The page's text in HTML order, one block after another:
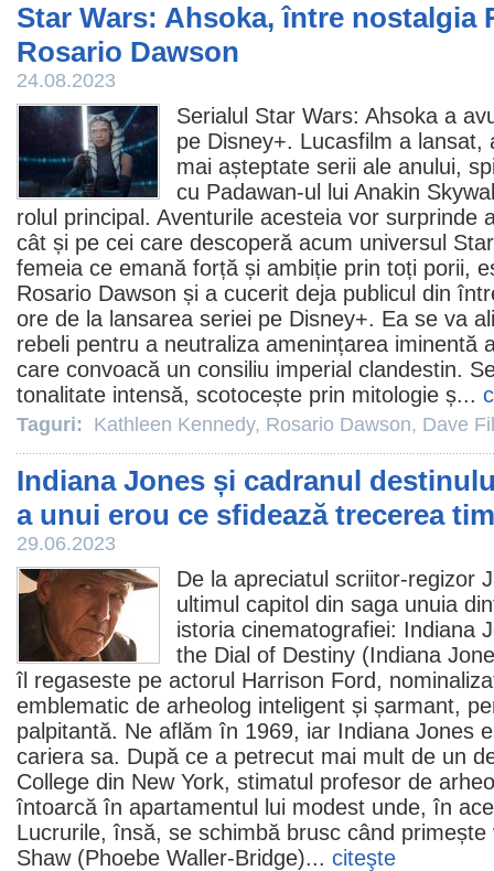
Star Wars: Ahsoka, între nostalgia
Rosario Dawson
24.08.2023
Serialul Star Wars: Ahsoka a
pe Disney+. Lucasfilm a lansat,
mai așteptate serii ale anului,
cu Padawan-ul lui Anakin
rolul principal. Aventurile acesteia vor surprinde
cât și pe cei care descoperă acum universul
femeia ce emană forță și ambiție prin toți porii,
Rosario Dawson și a cucerit deja publicul din
ore de la lansarea seriei pe Disney+. Ea se va
rebeli pentru a neutraliza amenințarea iminentă
care convoacă un consiliu imperial clandestin.
tonalitate intensă, scotocește prin mitologie ș...
Taguri: Kathleen Kennedy, Rosario Dawson, Dave
Indiana Jones și cadranul
a unui erou ce sfidează trecerea
29.06.2023
De la apreciatul scriitor-regizor
ultimul capitol din saga unuia
istoria cinematografiei: Indiana
the Dial of Destiny (Indiana
îl regaseste pe actorul Harrison Ford,
emblematic de arheolog inteligent și șarmant,
palpitantă. Ne aflăm în 1969, iar Indiana Jones
cariera sa. După ce a petrecut mai mult de un
College din New York, stimatul profesor de
întoarcă în apartamentul lui modest unde, în
Lucrurile, însă, se schimbă brusc când
Shaw (Phoebe Waller-Bridge)... citeşte